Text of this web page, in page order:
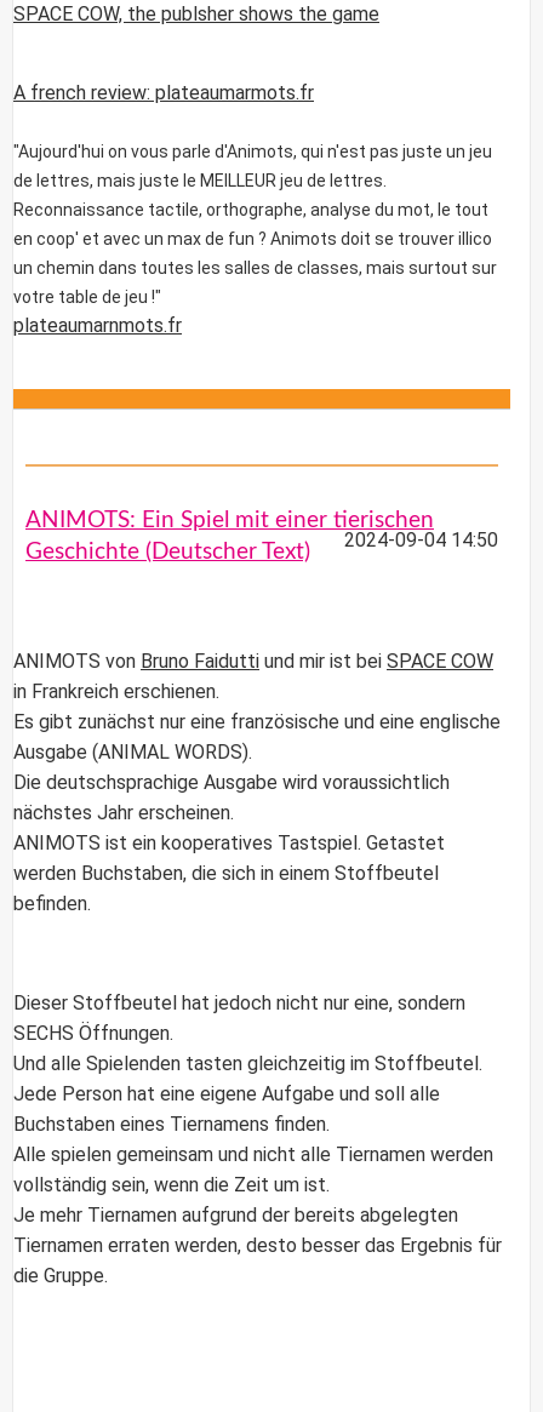
SPACE COW, the publsher shows the game
A french review: plateaumarmots.fr
"Aujourd'hui on vous parle d'Animots, qui n'est pas juste un jeu
de lettres, mais juste le MEILLEUR jeu de lettres.
Reconnaissance tactile, orthographe, analyse du mot, le tout
en coop' et avec un max de fun ? Animots doit se trouver illico
un chemin dans toutes les salles de classes, mais surtout sur
votre table de jeu !"
plateaumarnmots.fr
2024-09-04 14:50
ANIMOTS: Ein Spiel mit einer tierischen
Geschichte (Deutscher Text)
ANIMOTS von Bruno Faidutti und mir ist bei SPACE COW
in Frankreich erschienen.
Es gibt zunächst nur eine französische und eine englische
Ausgabe (ANIMAL WORDS).
Die deutschsprachige Ausgabe wird voraussichtlich
nächstes Jahr erscheinen.
ANIMOTS ist ein kooperatives Tastspiel. Getastet
werden Buchstaben, die sich in einem Stoffbeutel
befinden.
Dieser Stoffbeutel hat jedoch nicht nur eine, sondern
SECHS Öffnungen.
Und alle Spielenden tasten gleichzeitig im Stoffbeutel.
Jede Person hat eine eigene Aufgabe und soll alle
Buchstaben eines Tiernamens finden.
Alle spielen gemeinsam und nicht alle Tiernamen werden
vollständig sein, wenn die Zeit um ist.
Je mehr Tiernamen aufgrund der bereits abgelegten
Tiernamen erraten werden, desto besser das Ergebnis für
die Gruppe.